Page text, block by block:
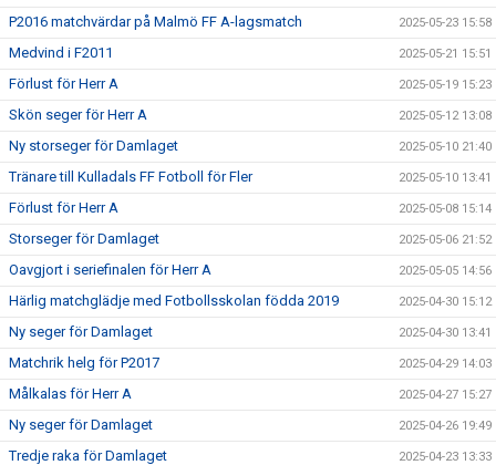
P2016 matchvärdar på Malmö FF A-lagsmatch 2025-05-23 15:58
Medvind i F2011 2025-05-21 15:51
Förlust för Herr A 2025-05-19 15:23
Skön seger för Herr A 2025-05-12 13:08
Ny storseger för Damlaget 2025-05-10 21:40
Tränare till Kulladals FF Fotboll för Fler 2025-05-10 13:41
Förlust för Herr A 2025-05-08 15:14
Storseger för Damlaget 2025-05-06 21:52
Oavgjort i seriefinalen för Herr A 2025-05-05 14:56
Härlig matchglädje med Fotbollsskolan födda 2019 2025-04-30 15:12
Ny seger för Damlaget 2025-04-30 13:41
Matchrik helg för P2017 2025-04-29 14:03
Målkalas för Herr A 2025-04-27 15:27
Ny seger för Damlaget 2025-04-26 19:49
Tredje raka för Damlaget 2025-04-23 13:33